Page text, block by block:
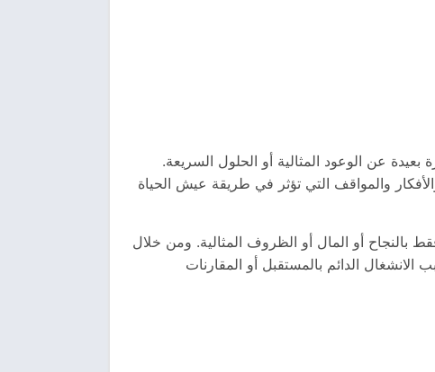
عن الوعود المثالية أو الحلول السريعة.
والمواقف التي تؤثر في طريقة عيش الحياة
بالنجاح أو المال أو الظروف المثالية. ومن خلال
الدائم بالمستقبل أو المقارنات